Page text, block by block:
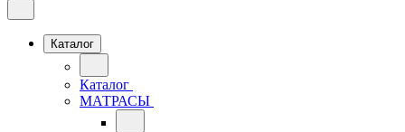
Каталог
Каталог
МАТРАСЫ